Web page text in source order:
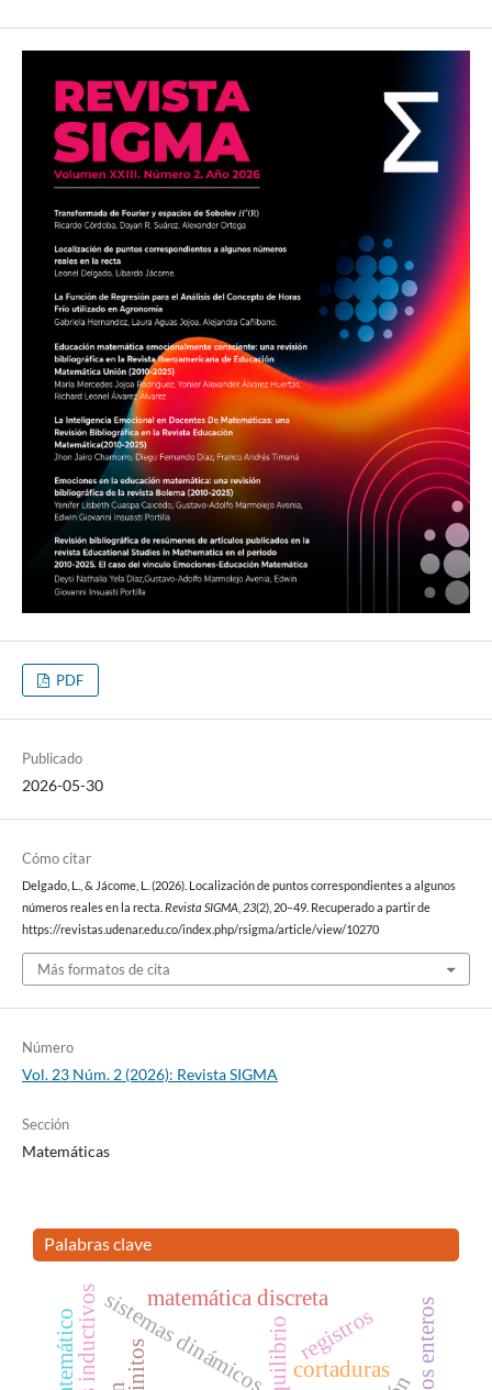
PDF
Publicado
2026-05-30
Cómo citar
Delgado, L., & Jácome, L. (2026). Localización de puntos correspondientes a algunos
números reales en la recta. Revista SIGMA, 23(2), 20–49. Recuperado a partir de
https://revistas.udenar.edu.co/index.php/rsigma/article/view/10270
Más formatos de cita
Número
Vol. 23 Núm. 2 (2026): Revista SIGMA
Sección
Matemáticas
Palabras clave
sistemas dinámicos
matemática discreta
cortaduras
registros